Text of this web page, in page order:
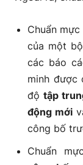
Chuẩn
của một
các báo
minh được
độtập
động mới
công bố
Chuẩn